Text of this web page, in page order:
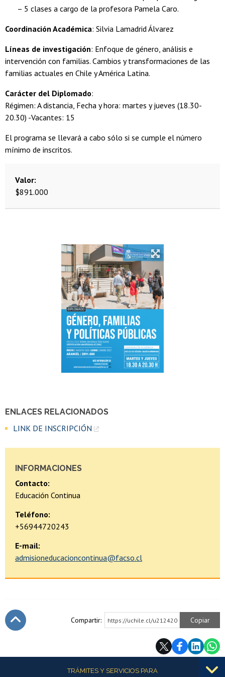
ENLACES RELACIONADOS
LINK DE INSCRIPCIÓN
INFORMACIONES
Contacto:
Educación Continua
Teléfono:
+56944720243
E-mail:
admisioneducacioncontinua@facso.cl
– 5 clases a cargo de la profesora Pamela Caro.
Coordinación Académica: Silvia Lamadrid Álvarez
Líneas de investigación: Enfoque de género, análisis e
intervención con familias. Cambios y transformaciones de las
familias actuales en Chile y América Latina.
Carácter del Diplomado:
Régimen: A distancia, Fecha y hora: martes y jueves (18.30-
20.30) -Vacantes: 15
El programa se llevará a cabo sólo si se cumple el número
mínimo de inscritos.
Valor
$891.000
Compartir: https://uchile.cl/u212420 Copiar
Más informaciónTRÁMITES Y SERVICIOS PARA